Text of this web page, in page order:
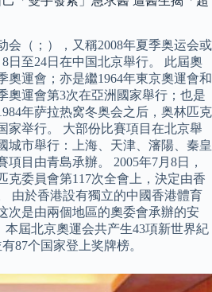
会（；），又稱2008年夏季奥运会或
日至24日在中国北京舉行。 此屆奧
奧運會；亦是繼1964年東京奧運會和
奧運會第3次在亞洲國家舉行；也是
年萨拉热窝冬奥会之后，奥林匹克
家举行。 大部份比賽項目在北京舉
城市舉行：上海、天津、瀋陽、秦皇
目由青島承辦。 2005年7月8日，
克委員會第117次全會上，決定由香
由於香港設有獨立的中國香港體育
次是由兩個地區的奧委會承辦的安
屆北京奧運会共产生43項新世界紀
87个国家登上奖牌榜。